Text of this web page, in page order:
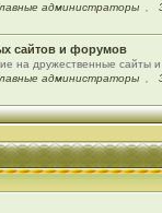
администраторы
сайтов и форумов
на дружественные сайты
администраторы